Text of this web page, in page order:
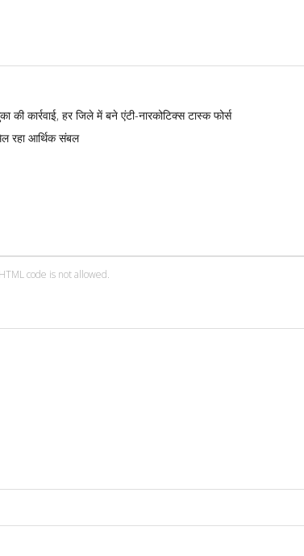
की कार्रवाई, हर जिले में बने एंटी-नारकोटिक्स टास्क फोर्स
रहा आर्थिक संबल
code is not allowed.